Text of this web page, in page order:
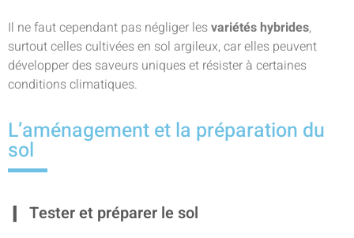
Il ne faut cependant pas négliger lesvariétés hybrides,
surtout celles cultivées en sol argileux, car elles peuvent
développer des saveurs uniques et résister à certaines
conditions climatiques.
L’aménagement et la préparation du
sol
Tester et préparer le sol